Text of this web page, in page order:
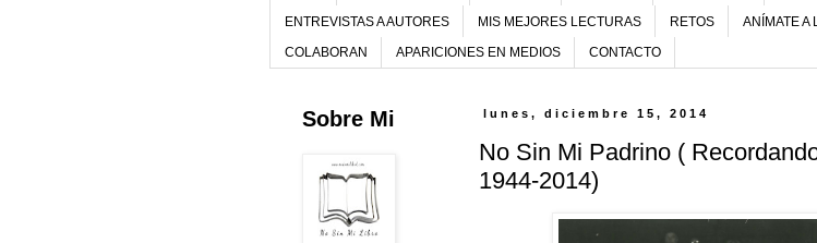
ENTREVISTAS A AUTORES MIS MEJORES LECTURAS RETOS ANÍMATE A
COLABORAN APARICIONES EN MEDIOS CONTACTO
lunes, diciembre 15, 2014
No Sin Mi Padrino (
1944-2014)
Sobre Mi